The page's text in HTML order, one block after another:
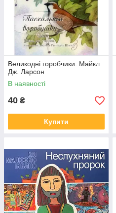
Великодні горобчики. Майкл
Дж. Ларсон
В наявності
40 ₴
Купити